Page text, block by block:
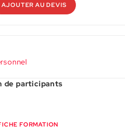
AJOUTER AU DEVIS
de participants
FORMATION